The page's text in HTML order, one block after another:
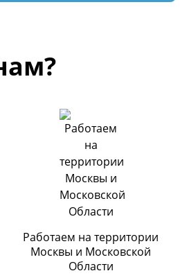
Работаем на территории
Москвы и Московской
Области